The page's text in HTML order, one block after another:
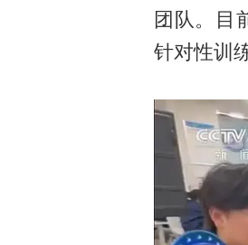
团队。目
针对性训练